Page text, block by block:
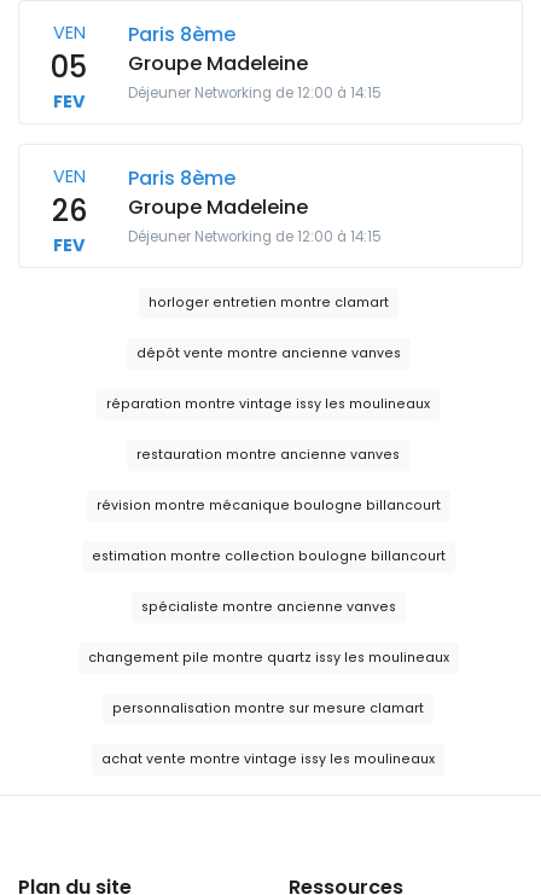
VEN
05
FEV
Paris 8ème
Groupe Madeleine
Déjeuner Networking de 12:00 à 14:15
VEN
26
FEV
Paris 8ème
Groupe Madeleine
Déjeuner Networking de 12:00 à 14:15
horloger entretien montre clamart
dépôt vente montre ancienne vanves
réparation montre vintage issy les moulineaux
restauration montre ancienne vanves
révision montre mécanique boulogne billancourt
estimation montre collection boulogne billancourt
spécialiste montre ancienne vanves
changement pile montre quartz issy les moulineaux
personnalisation montre sur mesure clamart
achat vente montre vintage issy les moulineaux
Plan du site Ressources